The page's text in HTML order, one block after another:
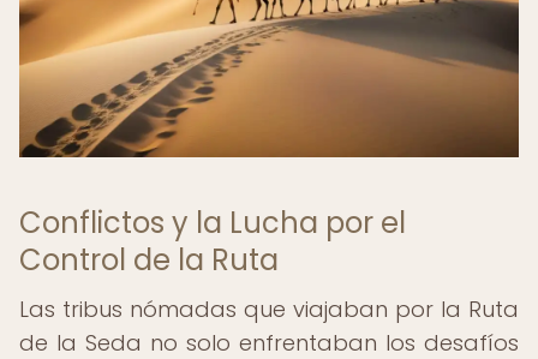
Conflictos y la Lucha por el
Control de la Ruta
Las tribus nómadas que viajaban por la Ruta
de la Seda no solo enfrentaban los desafíos